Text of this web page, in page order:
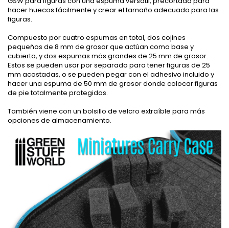
hacer huecos fácilmente y crear el tamaño adecuado para las
figuras.
Compuesto por cuatro espumas en total, dos cojines
pequeños de 8 mm de grosor que actúan como base y
cubierta, y dos espumas más grandes de 25 mm de grosor.
Estos se pueden usar por separado para tener figuras de 25
mm acostadas, o se pueden pegar con el adhesivo incluido y
hacer una espuma de 50 mm de grosor donde colocar figuras
de pie totalmente protegidas.
También viene con un bolsillo de velcro extraíble para más
opciones de almacenamiento.